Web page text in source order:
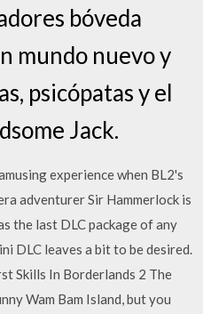
bóveda
mundo nuevo y
psicópatas y el
Jack.
experience when BL2's
adventurer Sir Hammerlock is
the last DLC package of any
DLC leaves a bit to be desired.
Skills In Borderlands 2 The
Wam Bam Island, but you